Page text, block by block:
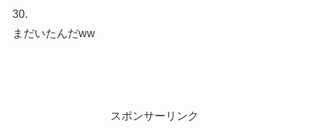
30.
まだいたんだww
スポンサーリンク